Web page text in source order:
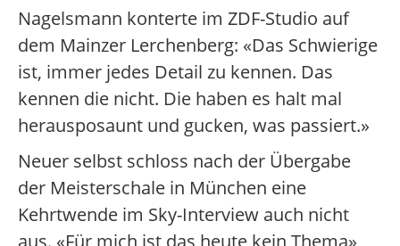
Nagelsmann konterte im ZDF-Studio auf
dem Mainzer Lerchenberg: «Das Schwierige
ist, immer jedes Detail zu kennen. Das
kennen die nicht. Die haben es halt mal
herausposaunt und gucken, was passiert.»
Neuer selbst schloss nach der Übergabe
der Meisterschale in München eine
Kehrtwende im Sky-Interview auch nicht